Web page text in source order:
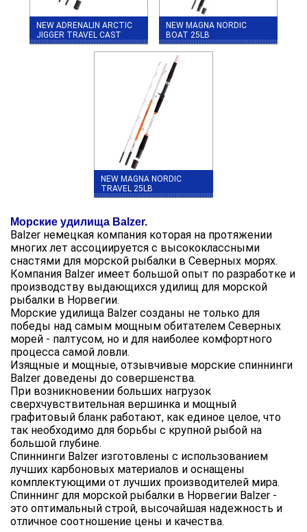
NEW ADRENALIN ARCTIC
JIGGER TRAVEL CAST
NEW MAGNA NORDIC
BOAT 25LB
NEW MAGNA NORDIC
TRAVEL 25LB
Морские удилища Balzer.
Balzer немецкая компания которая на протяжении
многих лет ассоциируется с высококлассными
снастями для морской рыбалки в Северных морях.
Компания Balzer имеет большой опыт по разработке и
производству выдающихся удилищ для морской
рыбалки в Норвегии.
Морские удилища Balzer созданы не только для
победы над самым мощным обитателем Северных
морей - палтусом, но и для наиболее комфортного
процесса самой ловли.
Изящные и мощные, отзывчивые морские спиннинги
Balzer доведены до совершенства.
При возникновении больших нагрузок
сверхчувствительная вершинка и мощный
графитовый бланк работают, как единое целое, что
так необходимо для борьбы с крупной рыбой на
большой глубине.
Спиннинги Balzer изготовлены с использованием
лучших карбоновых материалов и оснащены
комплектующими от лучших производителей мира.
Спиннинг для морской рыбалки в Норвегии Balzer -
это оптимальный строй, высочайшая надежность и
отличное соотношение цены и качества.